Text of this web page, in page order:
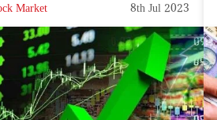
Market 8th Jul 2023